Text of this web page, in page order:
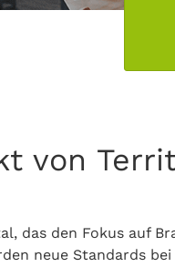
von
das den Fokus auf
neue Standards bei